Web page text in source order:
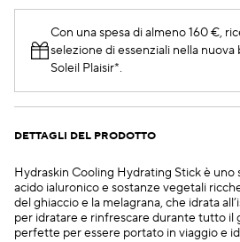
Con una spesa di almeno 160 €,
selezione di essenziali nella
Soleil Plaisir*.
DETTAGLI DEL PRODOTTO
Hydraskin Cooling Hydrating Stick è uno
acido ialuronico e sostanze vegetali
del ghiaccio e la melagrana, che idrata
per idratare e rinfrescare durante tutto il
perfette per essere portato in viaggio e